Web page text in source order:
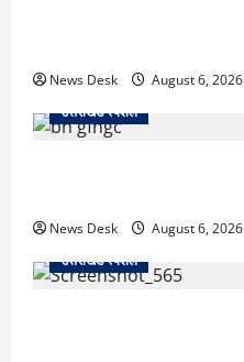
News Desk August 6, 2026
उत्तराखंड स्पेशल
News Desk August 6, 2026
उत्तराखंड स्पेशल